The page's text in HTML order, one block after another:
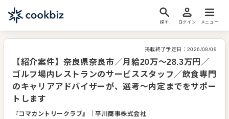
探す ログイン メニュー
掲載終了予定日： 2026/08/09
【紹介案件】奈良県奈良市／月給20万～28.3万円／
ゴルフ場内レストランのサービススタッフ／飲食専門
のキャリアアドバイザーが、選考～内定までをサポー
トします
『コマカントリークラブ』 ｜平川商事株式会社